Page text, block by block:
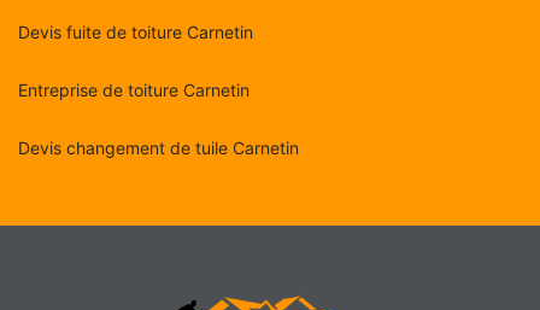
Devis fuite de toiture Carnetin
Entreprise de toiture Carnetin
Devis changement de tuile Carnetin